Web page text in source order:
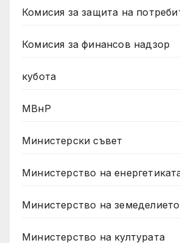
Комисия за защита на
Комисия за финансов надзор
кубота
МВнР
Министерски съвет
Министерство на
Министерство на
Министерство на културата